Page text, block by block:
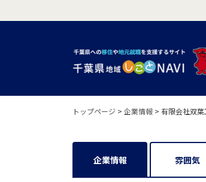
トップページ > 企業情報 > 有限会社双
企業情報 雰囲気